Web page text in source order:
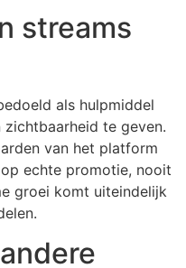
streams
als hulpmiddel
te geven.
van het platform
echte promotie, nooit
groei komt uiteindelijk